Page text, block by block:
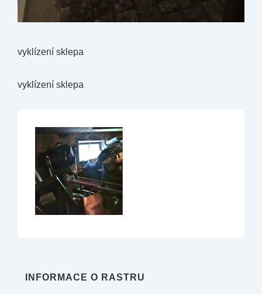
vyklízení sklepa
vyklízení sklepa
INFORMACE O RASTRU